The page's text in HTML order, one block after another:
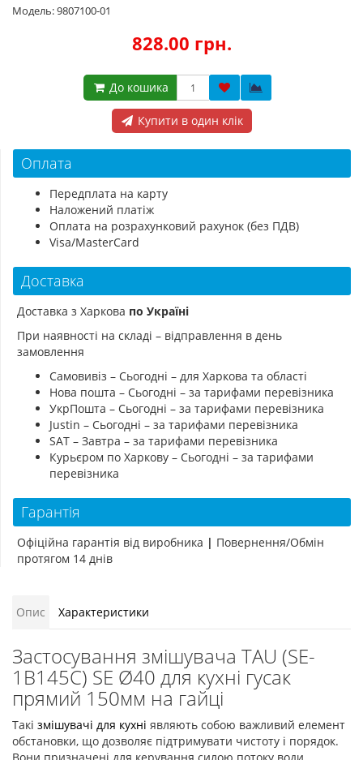
Модель: 9807100-01
828.00 грн.
До кошика
Купити в один клік
Оплата
Передплата на карту
Наложений платіж
Оплата на розрахунковий рахунок (без ПДВ)
Visa/MasterCard
Доставка
Доставка з Харкова по Україні
При наявності на складі – відправлення в день
замовлення
Самовивіз – Сьогодні – для Харкова та області
Нова пошта – Сьогодні – за тарифами перевізника
УкрПошта – Сьогодні – за тарифами перевізника
Justin – Сьогодні – за тарифами перевізника
SAT – Завтра – за тарифами перевізника
Курьєром по Харкову – Сьогодні – за тарифами
перевізника
Гарантія
Офіційна гарантія від виробника | Повернення/Обмін
протягом 14 днів
Опис Характеристики
Застосування змішувача TAU (SE-
1B145C) SE Ø40 для кухні гусак
прямий 150мм на гайці
Такі змішувачі для кухні являють собою важливий елемент
обстановки, що дозволяє підтримувати чистоту і порядок.